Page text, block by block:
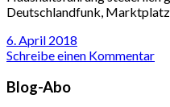
Deutschlandfunk,
6. April 2018
Schreibe einen Kommentar
Blog-Abo